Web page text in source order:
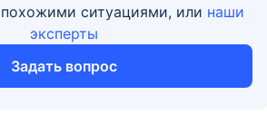
ситуациями, или наши
эксперты
Задать вопрос